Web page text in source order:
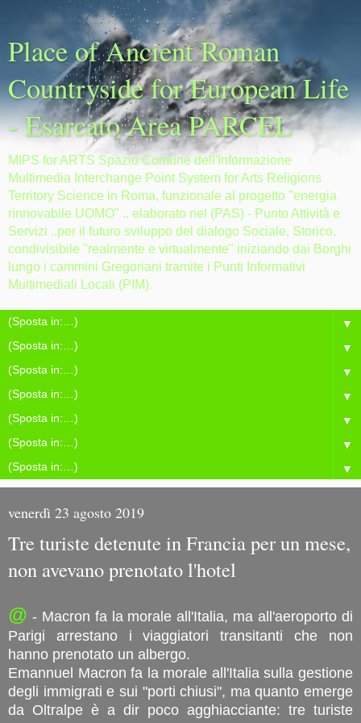
Place of Ancient Roman
Countryside for European Life
- Esarcato Area PARCEL
MIPS for ARTS Spazio Comune dell'Informazione
Multimedia Interchange Point System for Arts Religions
Territory Science in Roma, funzionale al progetto "energia
rinnovabile UOMO" .. elaborato nel (PAS) - Punto Attività e
Servizi ..per il futuro sviluppo del dialogo Sociale, Storico,
condivisibile "realmente e virtualmente" iniziando dai Borghi
lungo i cammini Gregoriani tramite i Punti Informativi
Multimediali Locali (PIM).
▼
▼
▼
▼
▼
▼
▼
venerdì 23 agosto 2019
Tre turiste detenute in Francia per un mese,
non avevano prenotato l'hotel
@ - Macron fa la morale all'Italia, ma all'aeroporto di
Parigi arrestano i viaggiatori transitanti che non
hanno prenotato un albergo.
Emannuel Macron fa la morale all'Italia sulla gestione
degli immigrati e sui "porti chiusi", ma quanto emerge
da Oltralpe è a dir poco agghiacciante: tre turiste